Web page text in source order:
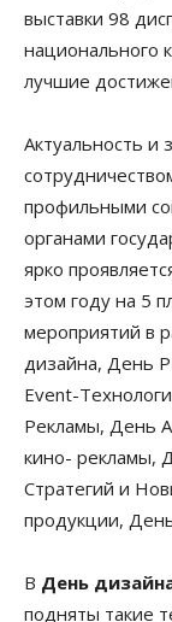
выставки 98
национального
лучшие
Актуальность и
профильными
органами
ярко
этом году на 5
мероприятий в
дизайна, День
Event-
Рекламы, День
кино- рекламы,
Стратегий и
продукции,
В День
подняты такие